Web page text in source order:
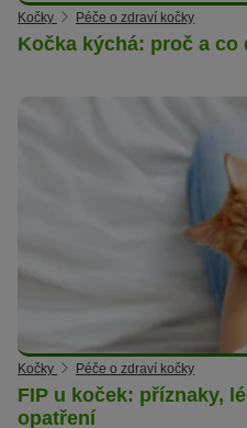
Kočky Péče o zdraví kočky
Kočka kýchá: proč a co
Kočky Péče o zdraví kočky
FIP u koček: příznaky,
opatření